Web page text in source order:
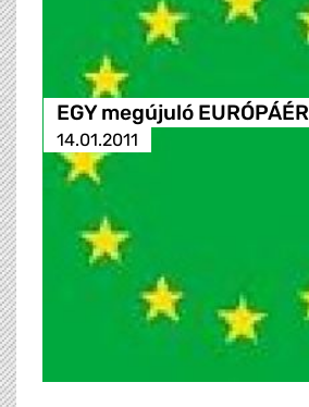
EGY megújuló
14.01.2011